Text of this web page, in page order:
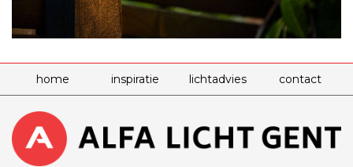
home inspiratie lichtadvies contact